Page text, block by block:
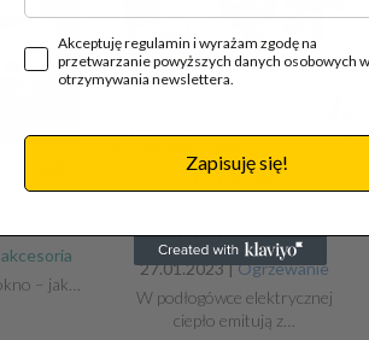
– jak…
CO TO JEST
PODŁOGOWE?
27.01.2023 |Ogrzewanie
W podłogówce elektrycznej
ciepło emitują z…
Akceptuję regulamin i wyrażam zgodę na
przetwarzanie powyższych danych osobowych
otrzymywania newslettera.
Zapisuję się!